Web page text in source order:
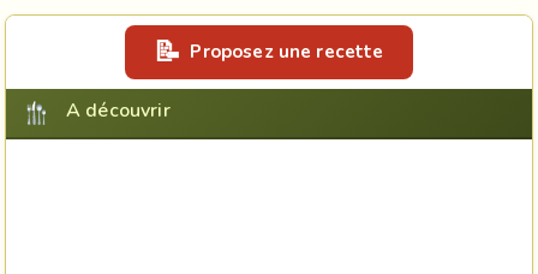
Proposez une recette
A découvrir